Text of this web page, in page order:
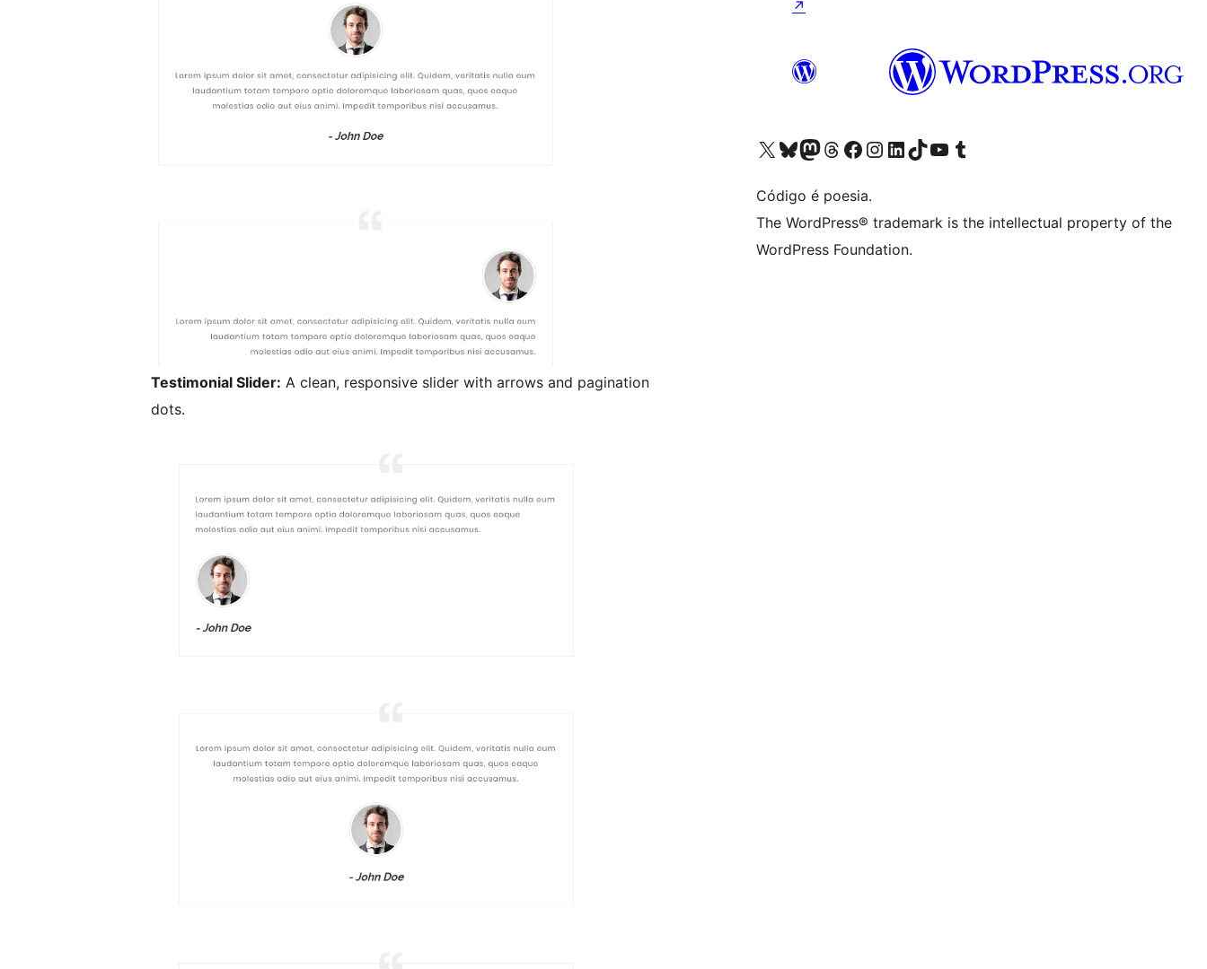
Testimonial Slider: A clean, responsive slider with arrows and pagination
dots.
↗
Acessar nossa conta do X (antigo Twitter)
Acessar nossa conta do Bluesky
Acessar nossa conta do Mastodon
Acessar nossa conta do Threads
Acessar nossa página do Facebook
Acessar nossa conta do Instagram
Acessar nossa conta do LinkedIn
Acessar nossa conta do TikTok
Acessar nosso canal do YouTube
Acessar nossa conta no Tumblr
Código é poesia.
The WordPress® trademark is the intellectual property of the
WordPress Foundation.